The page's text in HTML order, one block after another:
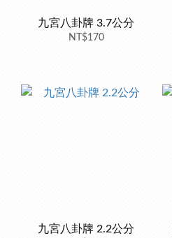
九宮八卦牌 3.7公分
NT$170
九宮八卦牌 2.2公分